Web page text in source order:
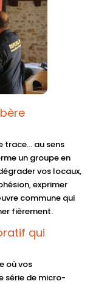
trace… au sens
un groupe en
vos locaux,
exprimer
commune qui
fièrement.
qui
où vos
série de micro-